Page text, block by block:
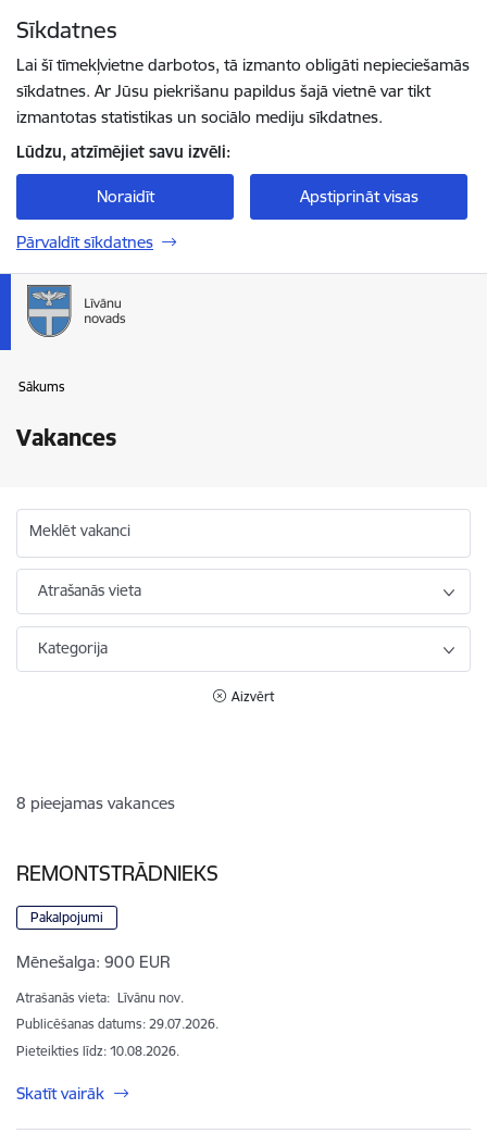
Sīkdatnes
Lai šī tīmekļvietne darbotos, tā izmanto obligāti nepieciešamās
sīkdatnes. Ar Jūsu piekrišanu papildus šajā vietnē var tikt
izmantotas statistikas un sociālo mediju sīkdatnes.
Lūdzu, atzīmējiet savu izvēli:
Noraidīt Apstiprināt visas
Pārvaldīt sīkdatnes
Sākums
Vakances
Meklēt vakanci
Atrašanās vieta
Kategorija
Aizvērt
8 pieejamas vakances
REMONTSTRĀDNIEKS
Pakalpojumi
Mēnešalga: 900 EUR
Atrašanās vieta: Līvānu nov.
Publicēšanas datums: 29.07.2026.
Pieteikties līdz: 10.08.2026.
Skatīt vairāk